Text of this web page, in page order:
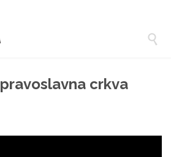

pravoslavna crkva